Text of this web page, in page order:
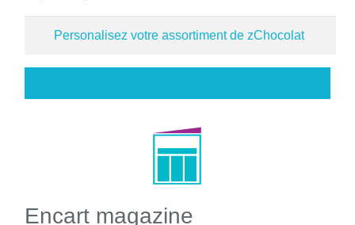
Personalisez votre assortiment de zChocolat
Encart magazine